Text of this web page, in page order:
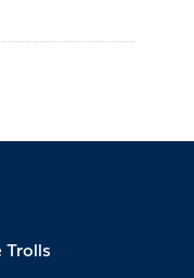
Trolls